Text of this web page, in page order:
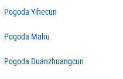
Pogoda Yihecun
Pogoda Mahu
Pogoda Duanzhuangcun